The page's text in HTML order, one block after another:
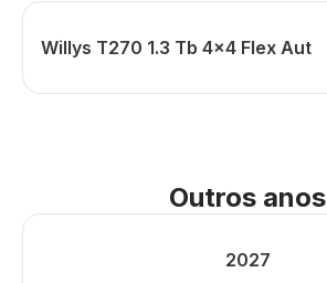
Willys T270 1.3 Tb 4x4 Flex Aut
Outros anos
2027